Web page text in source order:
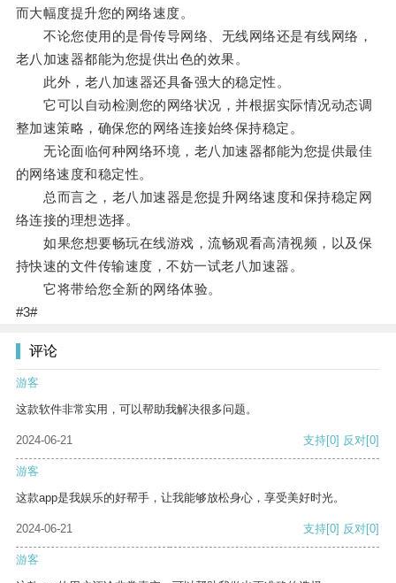
而大幅度提升您的网络速度。
不论您使用的是骨传导网络、无线网络还是有线网络，
老八加速器都能为您提供出色的效果。
此外，老八加速器还具备强大的稳定性。
它可以自动检测您的网络状况，并根据实际情况动态调
整加速策略，确保您的网络连接始终保持稳定。
无论面临何种网络环境，老八加速器都能为您提供最佳
的网络速度和稳定性。
总而言之，老八加速器是您提升网络速度和保持稳定网
络连接的理想选择。
如果您想要畅玩在线游戏，流畅观看高清视频，以及保
持快速的文件传输速度，不妨一试老八加速器。
它将带给您全新的网络体验。
#3#
评论
游客
这款软件非常实用，可以帮助我解决很多问题。
2024-06-21 支持[0] 反对[0]
游客
这款app是我娱乐的好帮手，让我能够放松身心，享受美好时光。
2024-06-21 支持[0] 反对[0]
游客